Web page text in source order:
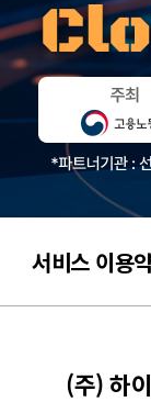
서비스 이용
(주) 하